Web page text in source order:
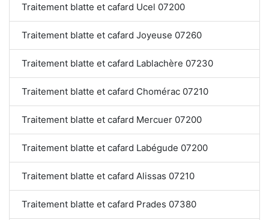
Traitement blatte et cafard Ucel 07200
Traitement blatte et cafard Joyeuse 07260
Traitement blatte et cafard Lablachère 07230
Traitement blatte et cafard Chomérac 07210
Traitement blatte et cafard Mercuer 07200
Traitement blatte et cafard Labégude 07200
Traitement blatte et cafard Alissas 07210
Traitement blatte et cafard Prades 07380